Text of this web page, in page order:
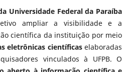
Universidade Federal da Paraíba
ampliar a visibilidade e a
científica da instituição por meio
eletrônicas científicaselaboradas
vinculados à UFPB. O